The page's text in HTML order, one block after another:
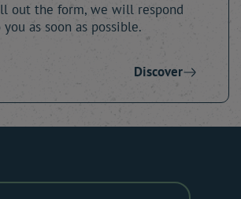
out the form, we will respond
as soon as possible.
Discover